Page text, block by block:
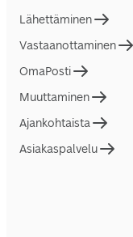
Lähettäminen
Vastaanottaminen
OmaPosti
Muuttaminen
Ajankohtaista
Asiakaspalvelu